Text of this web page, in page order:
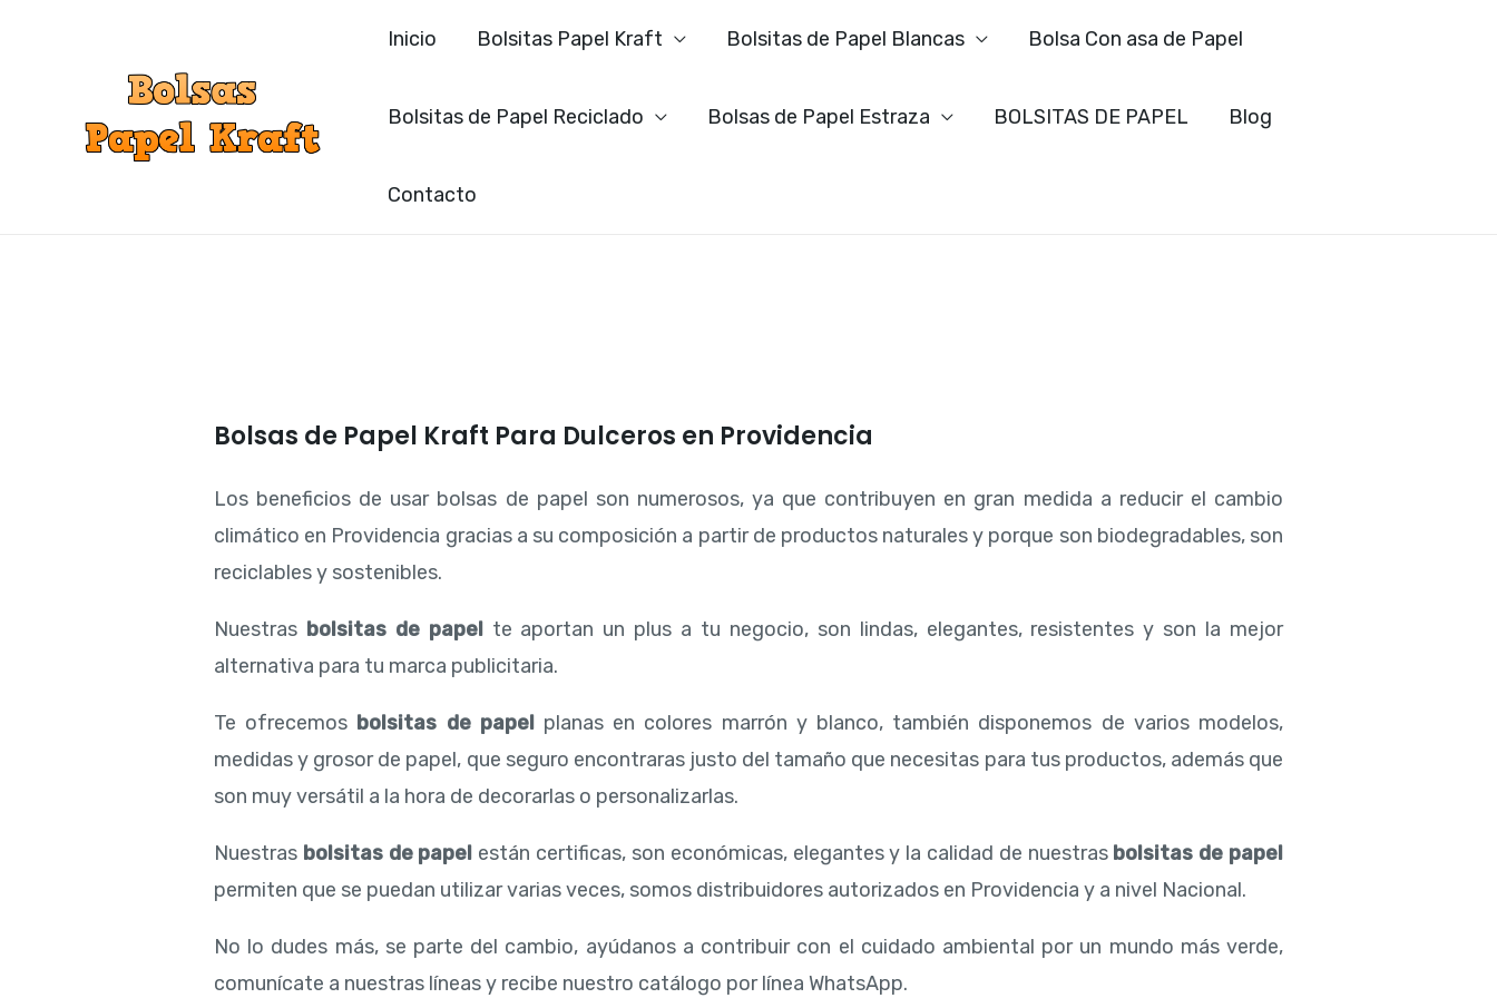
Inicio Bolsitas Papel Kraft Bolsitas de Papel Blancas Bolsa Con asa de Papel
Bolsitas de Papel Reciclado Bolsas de Papel Estraza BOLSITAS DE PAPEL Blog
Contacto
Bolsas de Papel Kraft Para Dulceros en Providencia
Los beneficios de usar bolsas de papel son numerosos, ya que contribuyen en gran medida a reducir el cambio
climático en Providencia gracias a su composición a partir de productos naturales y porque son biodegradables, son
reciclables y sostenibles.
Nuestras bolsitas de papelte aportan un plus a tu negocio, son lindas, elegantes, resistentes y son la mejor
alternativa para tu marca publicitaria.
Te ofrecemos bolsitas de papelplanas en colores marrón y blanco, también disponemos de varios modelos,
medidas y grosor de papel, que seguro encontraras justo del tamaño que necesitas para tus productos, además que
son muy versátil a la hora de decorarlas o personalizarlas.
Nuestras bolsitas de papel están certificas, son económicas, elegantes y la calidad de nuestras bolsitas de papel
permiten que se puedan utilizar varias veces, somos distribuidores autorizados en Providencia y a nivel Nacional.
No lo dudes más, se parte del cambio, ayúdanos a contribuir con el cuidado ambiental por un mundo más verde,
comunícate a nuestras líneas y recibe nuestro catálogo por línea WhatsApp.